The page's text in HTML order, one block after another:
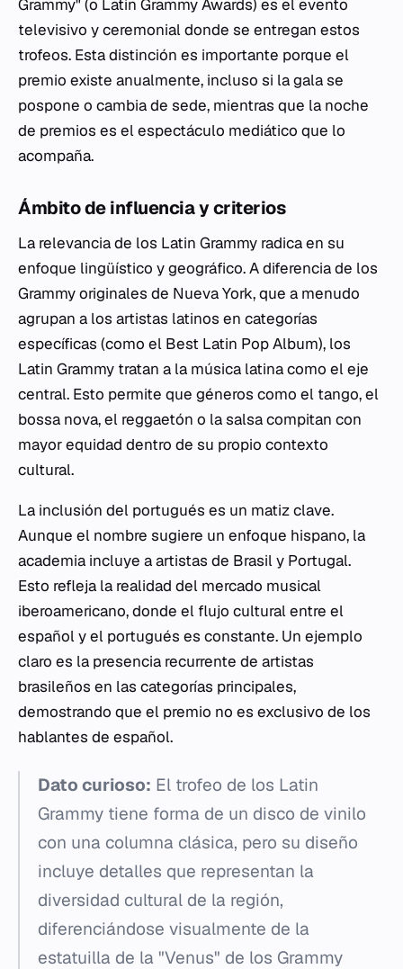
Grammy" (o Latin Grammy Awards) es el evento
televisivo y ceremonial donde se entregan estos
trofeos. Esta distinción es importante porque el
premio existe anualmente, incluso si la gala se
pospone o cambia de sede, mientras que la noche
de premios es el espectáculo mediático que lo
acompaña.
Ámbito de influencia y criterios
La relevancia de los Latin Grammy radica en su
enfoque lingüístico y geográfico. A diferencia de los
Grammy originales de Nueva York, que a menudo
agrupan a los artistas latinos en categorías
específicas (como el Best Latin Pop Album), los
Latin Grammy tratan a la música latina como el eje
central. Esto permite que géneros como el tango, el
bossa nova, el reggaetón o la salsa compitan con
mayor equidad dentro de su propio contexto
cultural.
La inclusión del portugués es un matiz clave.
Aunque el nombre sugiere un enfoque hispano, la
academia incluye a artistas de Brasil y Portugal.
Esto refleja la realidad del mercado musical
iberoamericano, donde el flujo cultural entre el
español y el portugués es constante. Un ejemplo
claro es la presencia recurrente de artistas
brasileños en las categorías principales,
demostrando que el premio no es exclusivo de los
hablantes de español.
Dato curioso: El trofeo de los Latin
Grammy tiene forma de un disco de vinilo
con una columna clásica, pero su diseño
incluye detalles que representan la
diversidad cultural de la región,
diferenciándose visualmente de la
estatuilla de la "Venus" de los Grammy